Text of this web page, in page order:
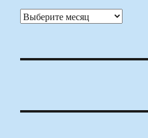
Архивы